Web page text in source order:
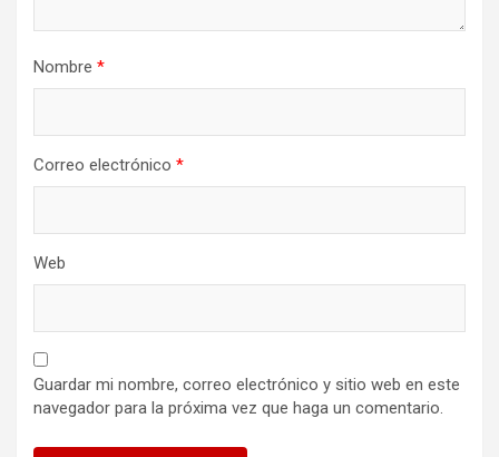
Nombre *
Correo electrónico *
Web
Guardar mi nombre, correo electrónico y sitio web en este
navegador para la próxima vez que haga un comentario.